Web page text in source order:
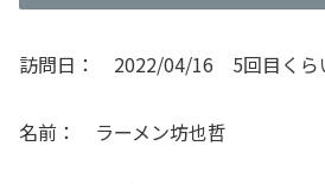
訪問日： 2022/04/16 5回目くら
名前： ラーメン坊也哲